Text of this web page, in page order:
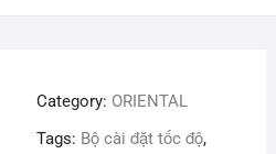
Category: ORIENTAL
Tags: Bộ cài đặt tốc độ,